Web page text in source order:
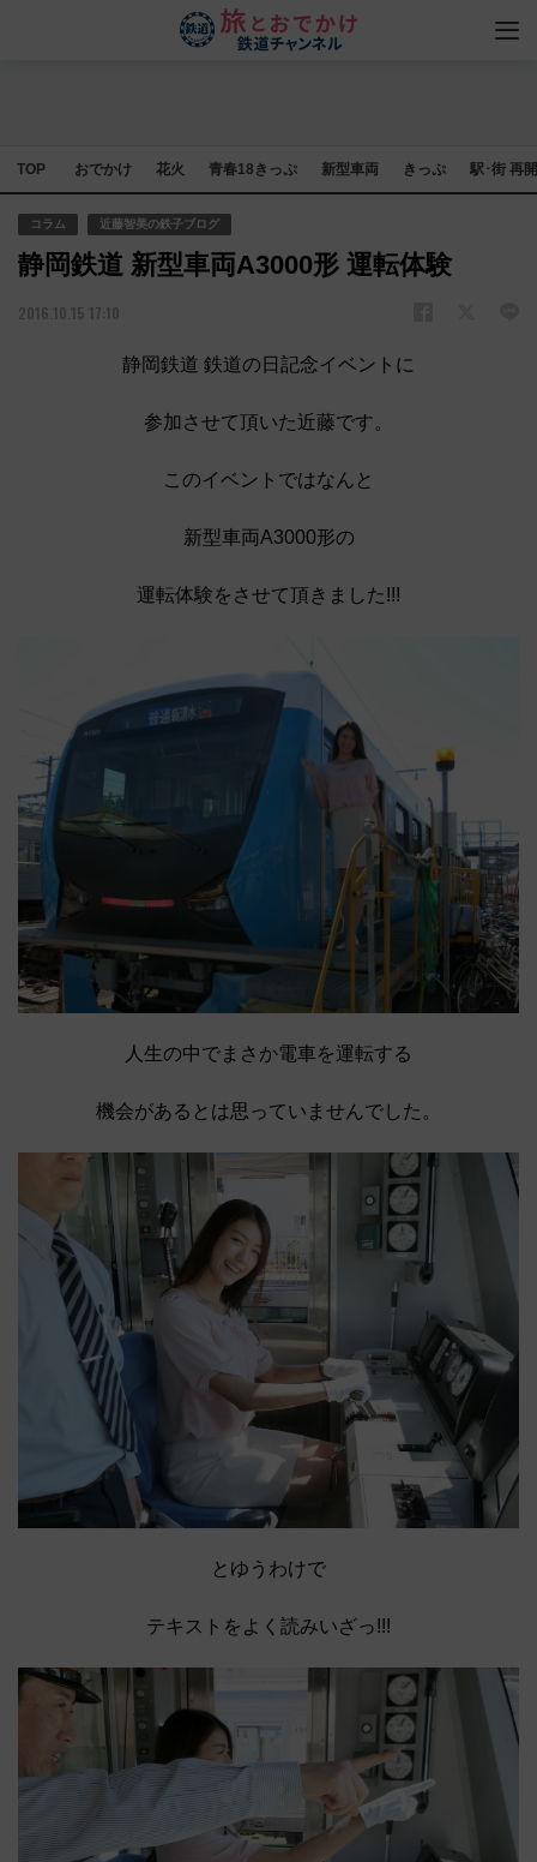
TOP おでかけ 花火 青春18きっぷ 新型車両 きっぷ 駅･街 再
コラム 近藤智美の鉄子ブログ
静岡鉄道 新型車両A3000形 運転体験
2016.10.15 17:10
静岡鉄道 鉄道の日記念イベントに
参加させて頂いた近藤です。
このイベントではなんと
新型車両A3000形の
運転体験をさせて頂きました!!!
人生の中でまさか電車を運転する
機会があるとは思っていませんでした。
とゆうわけで
テキストをよく読みいざっ!!!